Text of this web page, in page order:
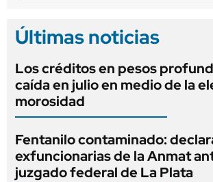
Últimas noticias
Los créditos en pesos
caída en julio en medio de la
morosidad
Fentanilo contaminado:
exfuncionarias de la Anmat
juzgado federal de La Plata